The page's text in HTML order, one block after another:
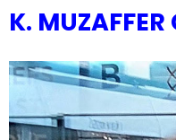
K.